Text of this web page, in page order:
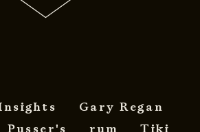
Gary Regan
Pusser's rum Tiki